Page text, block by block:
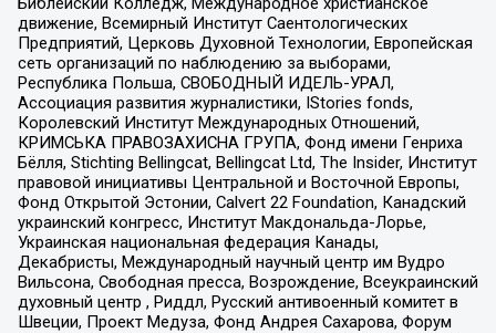
движение, Всемирный Институт Саентологических
Предприятий, Церковь Духовной Технологии, Европейская
сеть организаций по наблюдению за выборами,
Республика Польша, СВОБОДНЫЙ ИДЕЛЬ-УРАЛ,
Ассоциация развития журналистики, IStories fonds,
Королевский Институт Международных Отношений,
КРИМСЬКА ПРАВОЗАХИСНА ГРУПА, Фонд имени Генриха
Бёлля, Stichting Bellingcat, Bellingcat Ltd, The Insider, Институт
правовой инициативы Центральной и Восточной Европы,
Фонд Открытой Эстонии, Calvert 22 Foundation, Канадский
украинский конгресс, Институт Макдональда-Лорье,
Украинская национальная федерация Канады,
Декабристы, Международный научный центр им Вудро
Вильсона, Свободная пресса, Возрождение, Всеукраинский
духовный центр , Риддл, Русский антивоенный комитет в
Швеции, Проект Медуза, Фонд Андрея Сахарова, Форум